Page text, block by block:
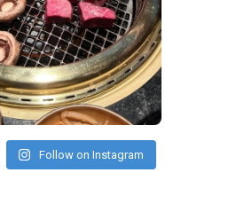
Follow on Instagram